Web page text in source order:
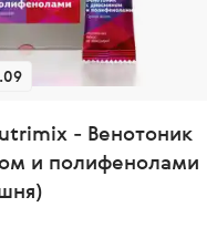
- Венотоник
и полифенолами